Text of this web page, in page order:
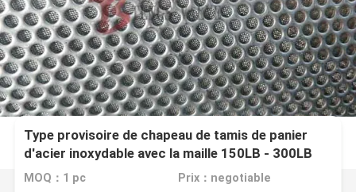
Type provisoire de chapeau de tamis de panier
d'acier inoxydable avec la maille 150LB - 300LB
MOQ：1 pc Prix：negotiable